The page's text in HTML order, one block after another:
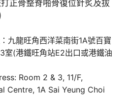
九龍旺角西洋菜南街1A號百寶
室(港鐵旺角站E2出口或港鐵油
Room 2 & 3, 11/F,
Centre, 1A Sai Yeung Choi